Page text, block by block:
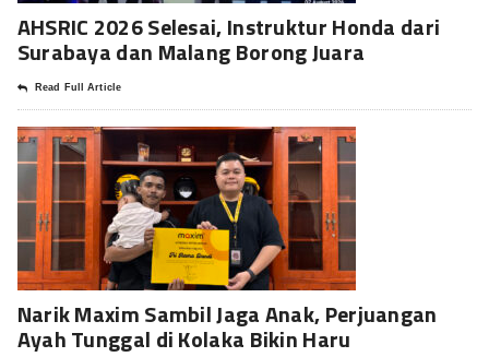
AHSRIC 2026 Selesai, Instruktur Honda dari
Surabaya dan Malang Borong Juara
Read Full Article
Narik Maxim Sambil Jaga Anak, Perjuangan
Ayah Tunggal di Kolaka Bikin Haru